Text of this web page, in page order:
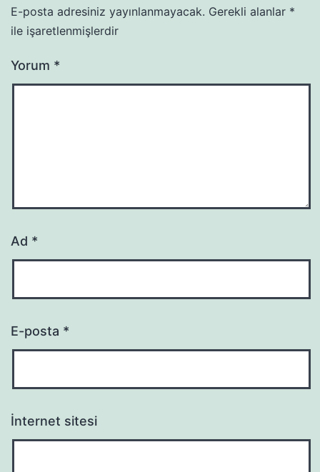
E-posta adresiniz yayınlanmayacak. Gerekli alanlar *
ile işaretlenmişlerdir
Yorum *
Ad *
E-posta *
İnternet sitesi